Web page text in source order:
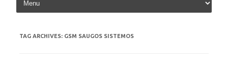
TAG ARCHIVES: GSM SAUGOS SISTEMOS